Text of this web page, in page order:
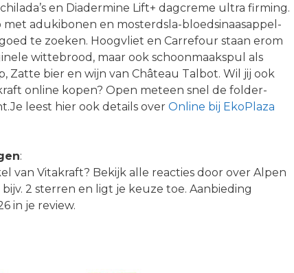
en Diadermine Lift+ dagcreme ultra firming.
adukibonen en mosterdsla-bloedsinaasappel-
te zoeken. Hoogvliet en Carrefour staan erom
wittebrood, maar ook schoonmaakspul als
Zatte bier en wijn van Château Talbot. Wil jij ook
online kopen? Open meteen snel de folder-
leest hier ook details over Online bij EkoPlaza
:
van Vitakraft? Bekijk alle reacties door over Alpen
2 sterren en ligt je keuze toe. Aanbieding
in je review.